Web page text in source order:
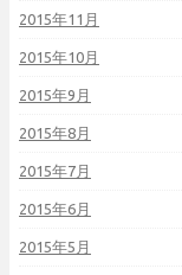
2015年11月
2015年10月
2015年9月
2015年8月
2015年7月
2015年6月
2015年5月